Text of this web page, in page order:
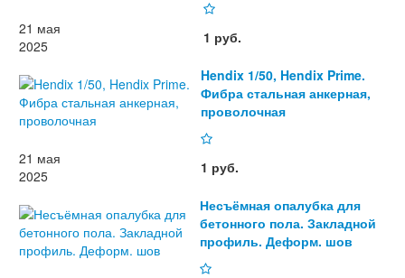
21 мая
2025
1 руб.
Hendix 1/50, Hendix Prime.
Фибра стальная анкерная,
проволочная
21 мая
2025
1 руб.
Несъёмная опалубка для
бетонного пола. Закладной
профиль. Деформ. шов